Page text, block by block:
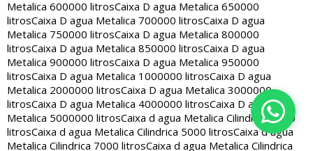
Metalica 600000 litrosCaixa D agua Metalica 650000
litrosCaixa D agua Metalica 700000 litrosCaixa D agua
Metalica 750000 litrosCaixa D agua Metalica 800000
litrosCaixa D agua Metalica 850000 litrosCaixa D agua
Metalica 900000 litrosCaixa D agua Metalica 950000
litrosCaixa D agua Metalica 1000000 litrosCaixa D agua
Metalica 2000000 litrosCaixa D agua Metalica 3000000
litrosCaixa D agua Metalica 4000000 litrosCaixa D agua
Metalica 5000000 litrosCaixa d agua Metalica Cilindrica 2000
litrosCaixa d agua Metalica Cilindrica 5000 litrosCaixa d agua
Metalica Cilindrica 7000 litrosCaixa d agua Metalica Cilindrica